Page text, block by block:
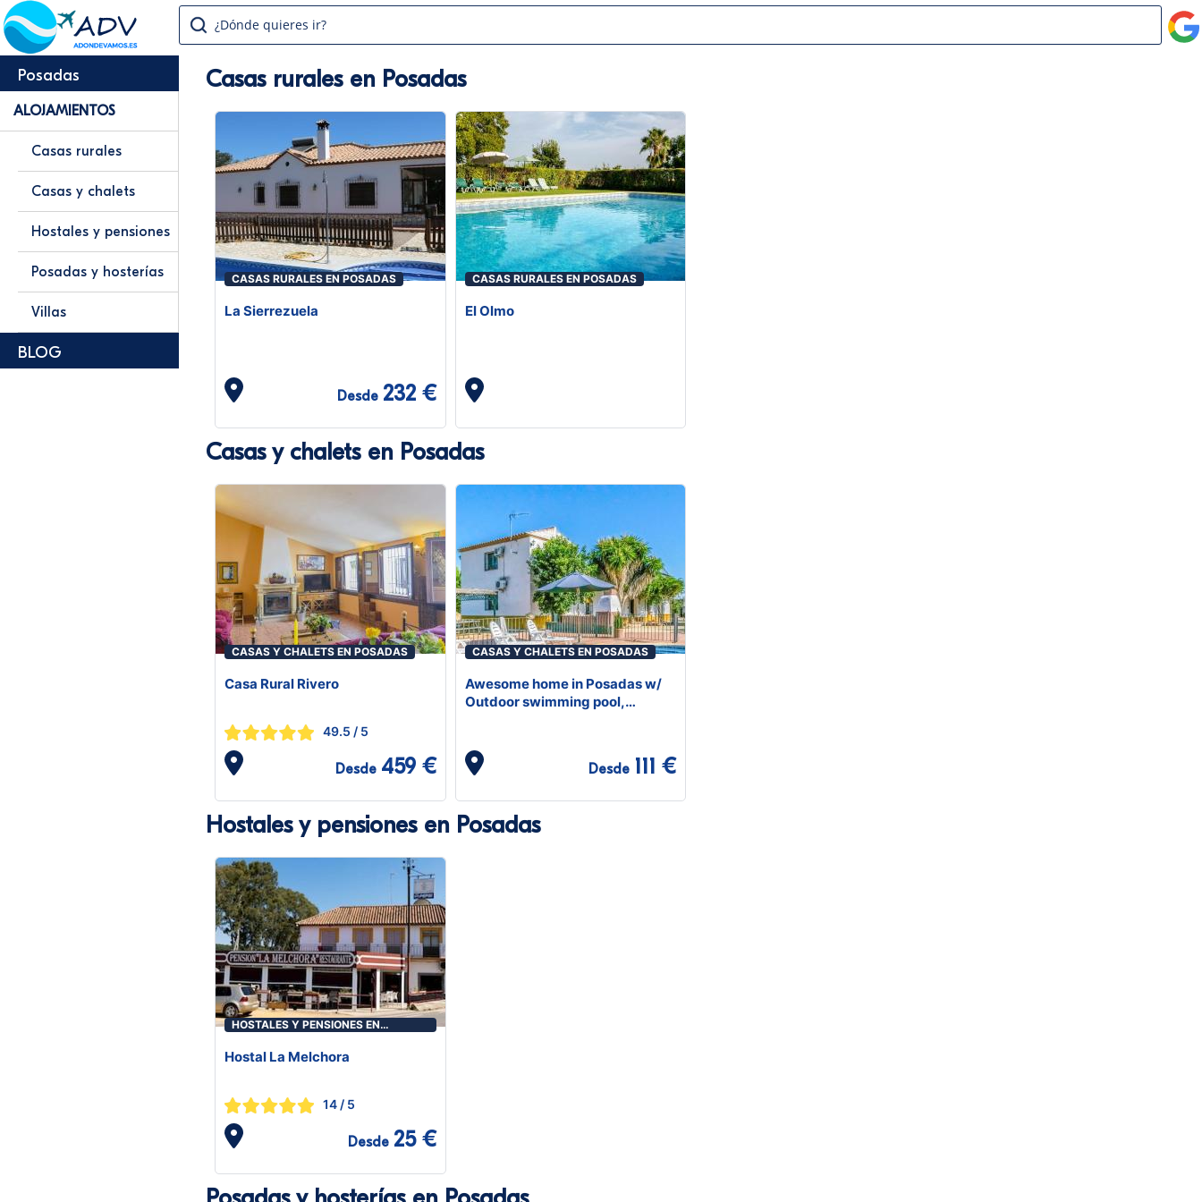
¿Dónde quieres ir?
Posadas
ALOJAMIENTOS
Casas rurales
Casas y chalets
Hostales y pensiones
Posadas y hosterías
Villas
BLOG
Casas rurales en Posadas
CASAS RURALES EN POSADAS
La Sierrezuela
Desde 232 €
CASAS RURALES EN POSADAS
El Olmo
Casas y chalets en Posadas
CASAS Y CHALETS EN POSADAS
Casa Rural Rivero
49.5 / 5
Desde 459 €
CASAS Y CHALETS EN POSADAS
Awesome home in Posadas w/
Outdoor swimming pool,
Desde 111 €
Hostales y pensiones en Posadas
HOSTALES Y PENSIONES EN
Hostal La Melchora
14 / 5
Desde 25 €